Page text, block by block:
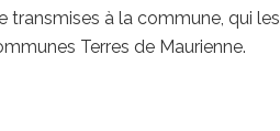
transmises à la commune, qui les
Terres de Maurienne.